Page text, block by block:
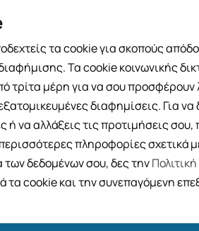
Παραλαβή
ΑΝΔΡΑΣ ΜΗΤΕΡΑ ΚΑΙ ΠΑΙΔΙ
Αν έχετε
email την οποία
τα cookie για σκοπούς
Τα cookie κοινωνικής
τρίτα μέρη για να σου προσφέρουν
διαφημίσεις. Για να
να αλλάξεις τις προτιμήσεις σου,
πληροφορίες σχετικά
των δεδομένων σου, δες την
τα cookie και την συνεπαγόμενη